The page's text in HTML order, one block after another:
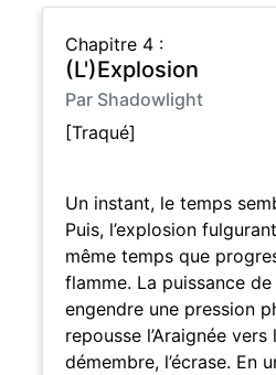
Chapitre 4 :
(L')Explosion
Par Shadowlight
[Traqué]
Un instant, le temps
Puis, l’explosion
même temps que
flamme. La puissance
engendre une pression
repousse l’Araignée vers
démembre, l’écrase. En